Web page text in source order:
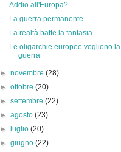
Addio all'Europa?
La guerra permanente
La realtà batte la fantasia
Le oligarchie europee vogliono la
guerra
►novembre(28)
►ottobre(20)
►settembre(22)
►agosto(23)
►
luglio(20)
►giugno(22)